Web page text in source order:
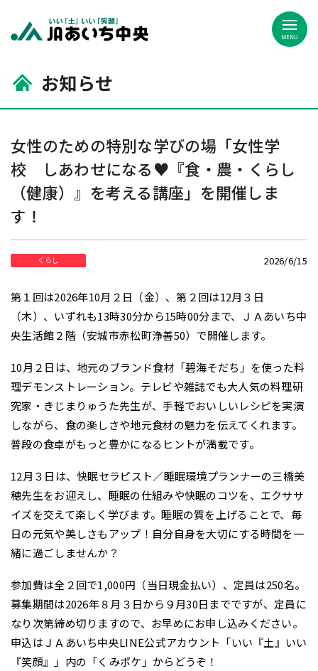
お知らせ
女性のための特別な学びの場「女性学
校 しあわせになる♥ 『食・農・くらし
（健康）』を考える講座」を開催しま
す！
くらし 2026/6/15
第１回は2026年10月２日（金）、第２回は12月３日
（木）、いずれも13時30分から15時00分まで、ＪＡあいち中
央生活館２階（安城市赤松町浄善50）で開催します。
10月２日は、地元のブランド食材「碧海そだち」を使った料
理デモンストレーション。テレビや雑誌でも大人気の料理研
究家・きじまりゅうた先生が、手軽でおいしいレシピを実演
しながら、食の楽しさや地元食材の魅力を伝えてくれます。
普段の食卓がもっと豊かになるヒントが満載です。
12月３日は、快眠セラピスト／睡眠環境プランナーの三橋美
穂先生をお迎えし、睡眠の仕組みや快眠のコツを、エクササ
イズを交えて楽しく学びます。睡眠の質を上げることで、毎
日の元気や美しさもアップ！自分自身を大切にする時間を一
緒に過ごしませんか？
参加費は全２回で1,000円（当日現金払い）、定員は250名。
募集期間は2026年８月３日から９月30日までですが、定員に
なり次第締め切りますので、お早めにお申し込みください。
申込はＪＡあいち中央LINE公式アカウント「いい『土』いい
『笑顔』」内の「くみポケ」からどうぞ！